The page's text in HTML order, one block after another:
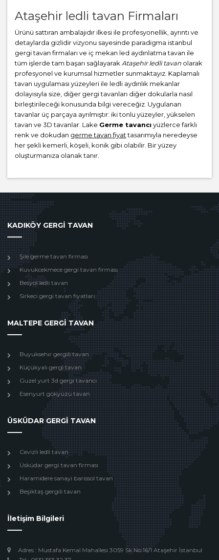
Ataşehir ledli tavan Firmaları
Ürünü sattıran ambalajıdır ilkesi ile profesyonellik, ayrıntı ve
detaylarda gizlidir vizyonu sayesinde paradigma istanbul
gergi tavan firmaları ve iç mekan led aydınlatma tavan ile
tüm işlerde tam başarı sağlayarak Ataşehir ledli tavan olarak
profesyonel ve kurumsal hizmetler sunmaktayız. Kaplamalı
tavan uygulaması yüzeyleri ile ledli aydınlık mekanlar
dolayısıyla size, diğer gergi tavanları diğer dokularla nasıl
birleştirileceği konusunda bilgi vereceğiz. Uygulanan
tavanlar üç parçaya ayrılmıştır: iki tonlu yüzeyler, yükselen
tavan ve 3D tavanlar. Lake Germe tavancı yüzlerce farklı
renk ve dokudan germe tavan fiyattasarımıyla neredeyse
her şekli kemerli, köşeli, konik gibi olabilir. Bir yüzey
oluşturmanıza olanak tanır.
KADIKÖY GERGİ TAVAN
Şile germe tavan firması
Kuvukcekmece gergi tavan firması
Besyol ledli tavan
Sirkeci gergi tavan fiyatları
MALTEPE GERGİ TAVAN
Buyuksehır gergili tavan
Küçükyalı gergi tavan
Guzel yurt 3d gergi tavancı
Esenyurt gökyüzü tavan
ÜSKÜDAR GERGİ TAVAN
Cevizli ledli tavan
Üsküdar gergi tavan firması
Haramidere sanayi barissol tavan
Beşiktaş gergili tavan
İletişim Bilgileri
Adres : Mustafa Kemal Mahallesi 3059 Sk No:16/1 Ataşehir İstanbul